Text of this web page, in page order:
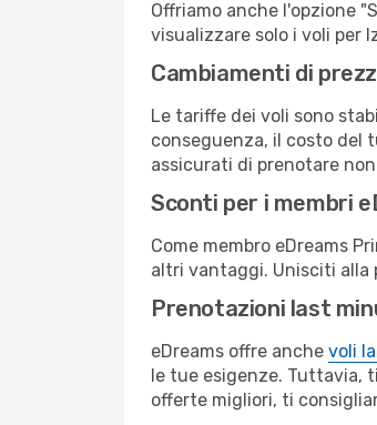
Offriamo anche l'opzione
visualizzare solo i voli per
Cambiamenti di
Le tariffe dei voli sono
conseguenza, il costo del
assicurati di prenotare
Sconti per i membri
Come membro eDreams
altri vantaggi. Unisciti alla
Prenotazioni last
eDreams offre anche voli
le tue esigenze. Tuttavia,
offerte migliori, ti